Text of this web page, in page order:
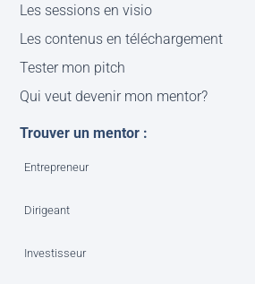
Les sessions en visio
Les contenus en téléchargement
Tester mon pitch
Qui veut devenir mon mentor?
Trouver un mentor :
Entrepreneur
Dirigeant
Investisseur